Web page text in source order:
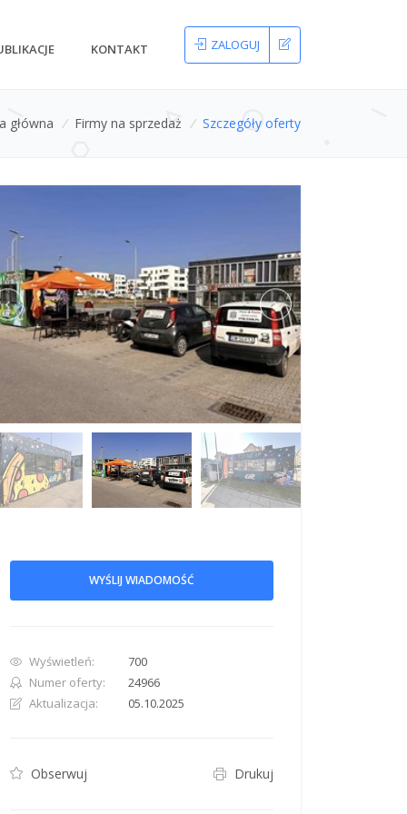
KONTAKT ZALOGUJ
główna / Firmy na sprzedaż / Szczegóły oferty
down 100 pixels: down arrow. Rotate 15 degrees clockwise: shift +
WYŚLIJ WIADOMOŚĆ
Wyświetleń:
700
Numer oferty:
24966
Aktualizacja:
05.10.2025
Obserwuj Drukuj